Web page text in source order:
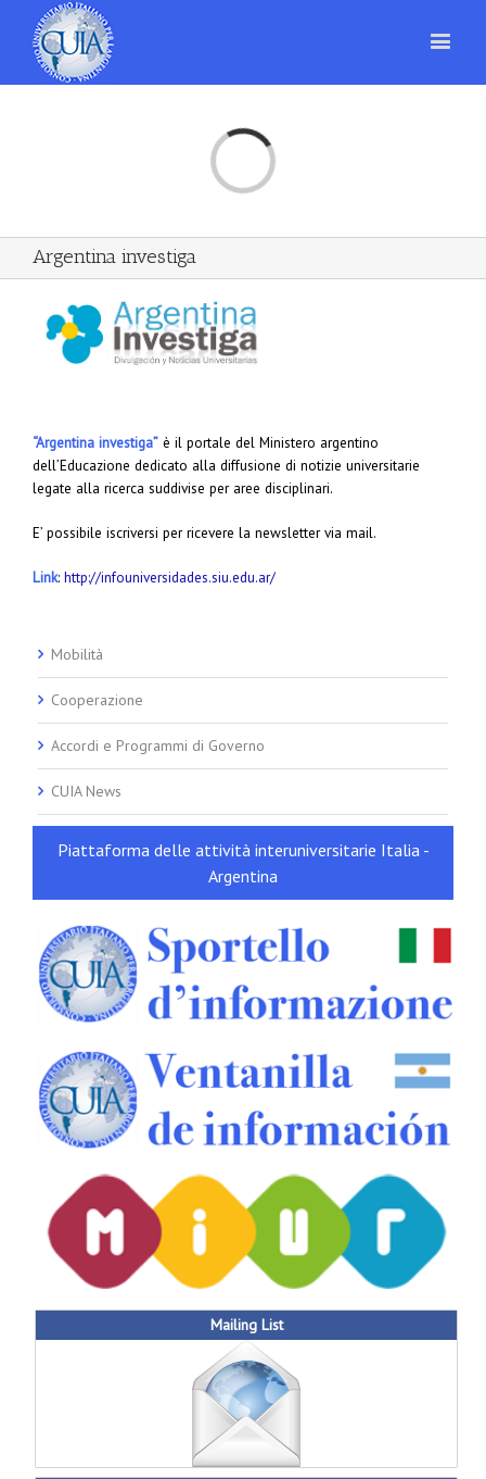
Loading...
Argentina investiga
“Argentina investiga” è il portale del Ministero argentino
dell’Educazione dedicato alla diffusione di notizie universitarie
legate alla ricerca suddivise per aree disciplinari.
E’ possibile iscriversi per ricevere la newsletter via mail.
Link: http://infouniversidades.siu.edu.ar/
Mobilità
Cooperazione
Accordi e Programmi di Governo
CUIA News
Piattaforma delle attività interuniversitarie Italia -
Argentina
Mailing List